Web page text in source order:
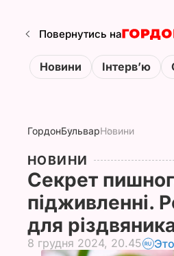
Повернутись на
Новини Інтервʼю
ГордонБульварНовини
НОВИНИ
Секрет
підживленні.
для
8 грудня 2024, 20.45